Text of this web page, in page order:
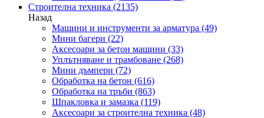
Строителна техника (2135)
Назад
Машини и инструменти за арматура (49)
Мини багери (22)
Аксесоари за бетон машини (33)
Уплътняване и трамбоване (268)
Мини дъмпери (72)
Обработка на бетон (616)
Обработка на тръби (863)
Шпакловка и замазка (119)
Аксесоари за строителна техника (48)